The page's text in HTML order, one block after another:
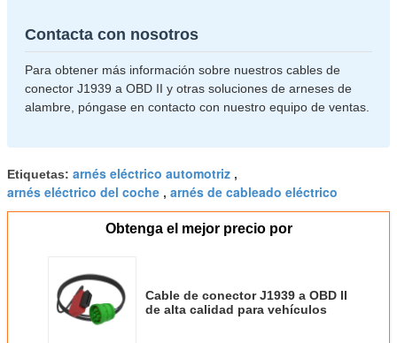
Contacta con nosotros
Para obtener más información sobre nuestros cables de
conector J1939 a OBD II y otras soluciones de arneses de
alambre, póngase en contacto con nuestro equipo de ventas.
Etiquetas: arnés eléctrico automotriz ,
arnés eléctrico del coche , arnés de cableado eléctrico
Obtenga el mejor precio por
Cable de conector J1939 a OBD II
de alta calidad para vehículos